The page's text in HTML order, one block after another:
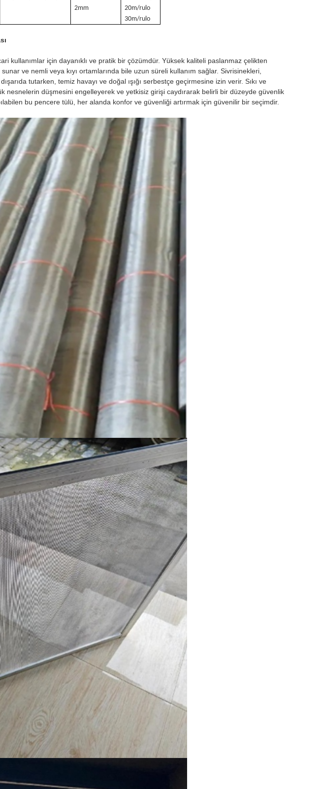
2mm
20m/rulo
30m/rulo
kullanımlar için dayanıklı ve pratik bir çözümdür. Yüksek kaliteli paslanmaz çelikten
ve nemli veya kıyı ortamlarında bile uzun süreli kullanım sağlar. Sivrisinekleri,
tutarken, temiz havayı ve doğal ışığı serbestçe geçirmesine izin verir. Sıkı ve
nesnelerin düşmesini engelleyerek ve yetkisiz girişi caydırarak belirli bir düzeyde güvenlik
bu pencere tülü, her alanda konfor ve güvenliği artırmak için güvenilir bir seçimdir.